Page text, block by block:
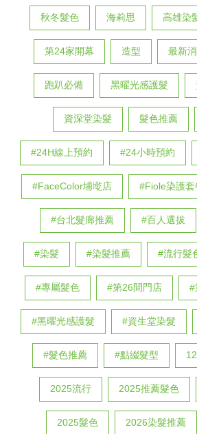
秋冬髮色 海莉思 高雄染
第24家開幕 造型 最新
跑趴必備 黑曜光感護髮
資深堂染髮 髮色推薦
#24H線上預約 #24小時預約
#FaceColor埔墘店 #Fiole染護套
#台北髮廊推薦 #百人選拔
#染髮 #染髮推薦 #流行髮
#專屬髮色 #第26間門店 #
#黑曜光感護髮 #資生堂染髮
#髮色推薦 #點綴髮型
2025流行 2025推薦髮色
2025髮色 2026染髮推薦